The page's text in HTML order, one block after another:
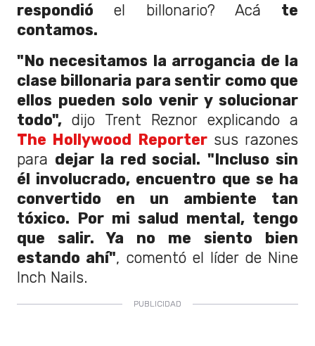
respondió el billonario? Acá te
contamos.
"No necesitamos la arrogancia de la
clase billonaria para sentir como que
ellos pueden solo venir y solucionar
todo", dijo Trent Reznor explicando a
The Hollywood Reportersus razones
para dejar la red social. "Incluso sin
él involucrado, encuentro que se ha
convertido en un ambiente tan
tóxico. Por mi salud mental, tengo
que salir. Ya no me siento bien
estando ahí", comentó el líder de Nine
Inch Nails.